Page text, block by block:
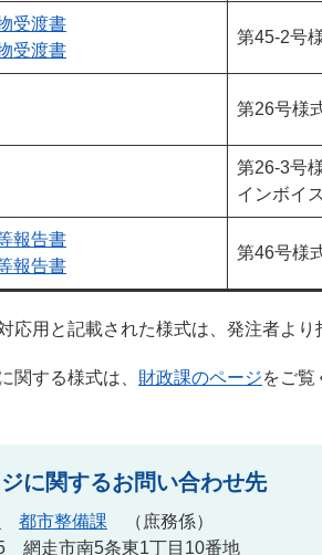
受渡書
受渡書
第45-2号
第26号様
第26-3号
インボイ
報告書
報告書​
第46号様
応用と記載された様式は、発注者より
関する様式は、 財政課のページをご覧
に関するお問い合わせ先
都市整備課
庶務係
網走市南5条東1丁目10番地